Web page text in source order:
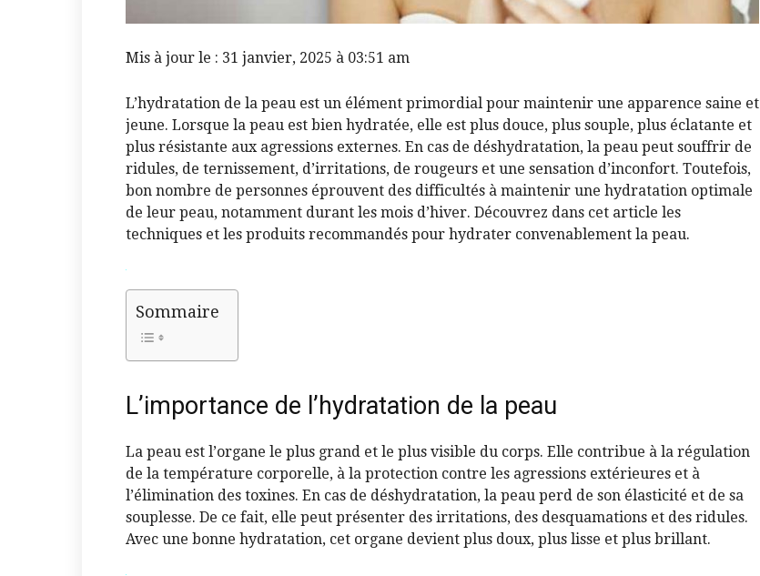
Mis à jour le : 31 janvier, 2025 à 03:51 am
L’hydratation de la peau est un élément primordial pour maintenir une apparence saine et
jeune. Lorsque la peau est bien hydratée, elle est plus douce, plus souple, plus éclatante et
plus résistante aux agressions externes. En cas de déshydratation, la peau peut souffrir de
ridules, de ternissement, d’irritations, de rougeurs et une sensation d’inconfort. Toutefois,
bon nombre de personnes éprouvent des difficultés à maintenir une hydratation optimale
de leur peau, notamment durant les mois d’hiver. Découvrez dans cet article les
techniques et les produits recommandés pour hydrater convenablement la peau.
Sommaire
L’importance de l’hydratation de la peau
La peau est l’organe le plus grand et le plus visible du corps. Elle contribue à la régulation
de la température corporelle, à la protection contre les agressions extérieures et à
l’élimination des toxines. En cas de déshydratation, la peau perd de son élasticité et de sa
souplesse. De ce fait, elle peut présenter des irritations, des desquamations et des ridules.
Avec une bonne hydratation, cet organe devient plus doux, plus lisse et plus brillant.